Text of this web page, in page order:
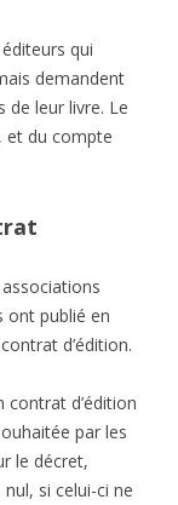
qui
demandent
de leur livre. Le
et du compte
ont publié en
d’édition.
d’édition
par les
le décret,
si celui-ci ne